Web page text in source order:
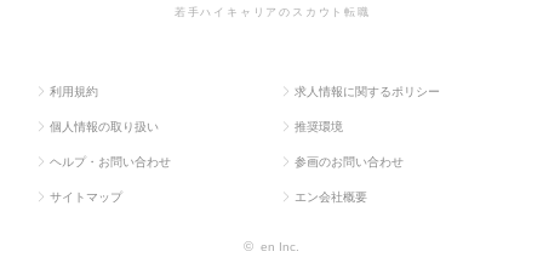
若手ハイキャリアのスカウト転職
利用規約 求人情報に関するポリシー
個人情報の取り扱い 推奨環境
ヘルプ・お問い合わせ 参画のお問い合わせ
サイトマップ エン会社概要
© en Inc.